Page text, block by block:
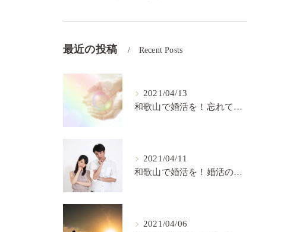
最近の投稿 Recent Posts
2021/04/13
和歌山で婚活を！忘れてはいけない婚活の秘訣【結の会】
2021/04/11
和歌山で婚活を！婚活の中で大切なこと【結の会】
2021/04/06